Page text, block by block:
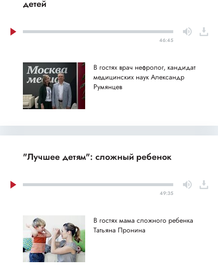
детей
46:45
В гостях врач нефролог, кандидат
медицинских наук Александр
Румянцев
"Лучшее детям": сложный ребенок
49:35
В гостях мама сложного ребенка
Татьяна Пронина